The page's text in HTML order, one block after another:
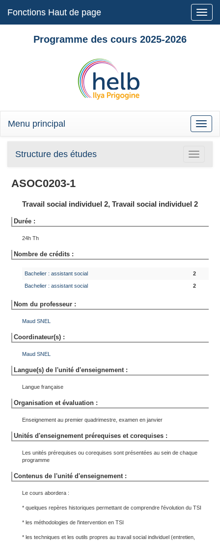
Toggle
Fonctions Haut de page
Programme des cours 2025-2026
Toggle
Menu principal
Toggle
Structure des études
ASOC0203-1
Travail social individuel 2, Travail social individuel 2
Durée :
24h Th
Nombre de crédits :
Bachelier : assistant social 2
Bachelier : assistant social 2
Nom du professeur :
Maud SNEL
Coordinateur(s) :
Maud SNEL
Langue(s) de l'unité d'enseignement :
Langue française
Organisation et évaluation :
Enseignement au premier quadrimestre, examen en janvier
Unités d'enseignement prérequises et corequises :
Les unités prérequises ou corequises sont présentées au sein de chaque
programme
Contenus de l'unité d'enseignement :
Le cours abordera :
* quelques repères historiques permettant de comprendre l'évolution du TSI
* les méthodologies de l'intervention en TSI
* les techniques et les outils propres au travail social individuel (entretien,